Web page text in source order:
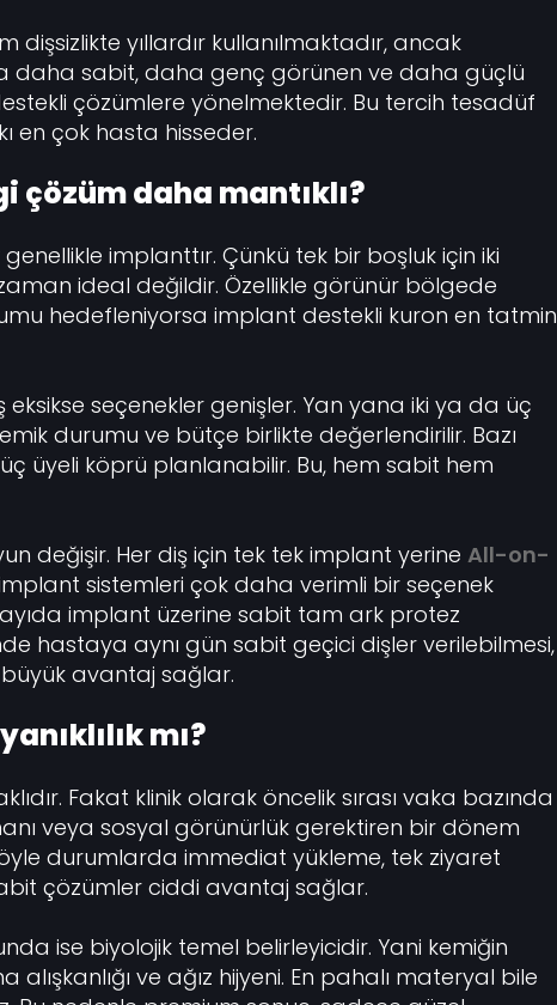
dişsizlikte yıllardır kullanılmaktadır, ancak
daha sabit, daha genç görünen ve daha güçlü
çözümlere yönelmektedir. Bu tercih tesadüf
en çok hasta hisseder.
çözüm daha mantıklı?
implanttır. Çünkü tek bir boşluk için iki
ideal değildir. Özellikle görünür bölgede
hedefleniyorsa implant destekli kuron en tatmin
seçenekler genişler. Yan yana iki ya da üç
durumu ve bütçe birlikte değerlendirilir. Bazı
üyeli köprü planlanabilir. Bu, hem sabit hem
değişir. Her diş için tek tek implant yerine All-on-
sistemleri çok daha verimli bir seçenek
implant üzerine sabit tam ark protez
hastaya aynı gün sabit geçici dişler verilebilmesi,
avantaj sağlar.
mı?
Fakat klinik olarak öncelik sırası vaka bazında
veya sosyal görünürlük gerektiren bir dönem
durumlarda immediat yükleme, tek ziyaret
çözümler ciddi avantaj sağlar.
ise biyolojik temel belirleyicidir. Yani kemiğin
alışkanlığı ve ağız hijyeni. En pahalı materyal bile